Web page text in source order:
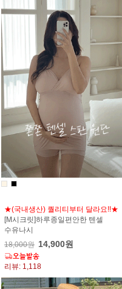
★(국내생산) 퀄리티부터 달라요!!★
[M시크릿]하루종일편안한 텐셀
수유나시
18,000원 14,900원
리뷰: 1,118